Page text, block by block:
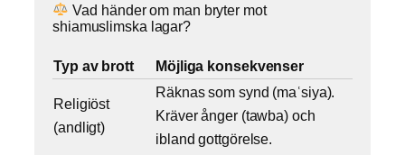
Vad händer om man bryter mot
shiamuslimska lagar?
Typ av brott Möjliga konsekvenser
Religiöst
(andligt)
Räknas som synd (maʿsiya).
Kräver ånger (tawba) och
ibland gottgörelse.